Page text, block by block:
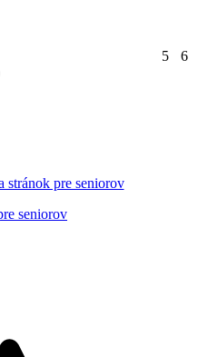
5 6
stránok pre seniorov